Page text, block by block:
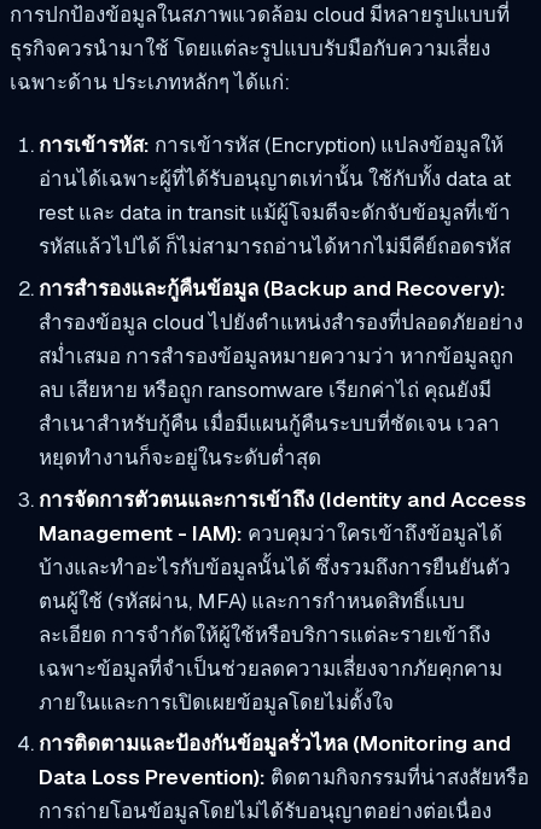
การปกป้องข้อมูลในสภาพแวดล้อม cloud มีหลายรูปแบบที่
ธุรกิจควรนำมาใช้ โดยแต่ละรูปแบบรับมือกับความเสี่ยง
เฉพาะด้าน ประเภทหลักๆ ได้แก่:
การเข้ารหัส: การเข้ารหัส (Encryption) แปลงข้อมูลให้
อ่านได้เฉพาะผู้ที่ได้รับอนุญาตเท่านั้น ใช้กับทั้ง data at
rest และ data in transit แม้ผู้โจมตีจะดักจับข้อมูลที่เข้า
รหัสแล้วไปได้ ก็ไม่สามารถอ่านได้หากไม่มีคีย์ถอดรหัส
การสำรองและกู้คืนข้อมูล (Backup and Recovery):
สำรองข้อมูล cloud ไปยังตำแหน่งสำรองที่ปลอดภัยอย่าง
สม่ำเสมอ การสำรองข้อมูลหมายความว่า หากข้อมูลถูก
ลบ เสียหาย หรือถูก ransomware เรียกค่าไถ่ คุณยังมี
สำเนาสำหรับกู้คืน เมื่อมีแผนกู้คืนระบบที่ชัดเจน เวลา
หยุดทำงานก็จะอยู่ในระดับต่ำสุด
การจัดการตัวตนและการเข้าถึง (Identity and Access
Management - IAM): ควบคุมว่าใครเข้าถึงข้อมูลได้
บ้างและทำอะไรกับข้อมูลนั้นได้ ซึ่งรวมถึงการยืนยันตัว
ตนผู้ใช้ (รหัสผ่าน, MFA) และการกำหนดสิทธิ์แบบ
ละเอียด การจำกัดให้ผู้ใช้หรือบริการแต่ละรายเข้าถึง
เฉพาะข้อมูลที่จำเป็นช่วยลดความเสี่ยงจากภัยคุกคาม
ภายในและการเปิดเผยข้อมูลโดยไม่ตั้งใจ
การติดตามและป้องกันข้อมูลรั่วไหล (Monitoring and
Data Loss Prevention): ติดตามกิจกรรมที่น่าสงสัยหรือ
การถ่ายโอนข้อมูลโดยไม่ได้รับอนุญาตอย่างต่อเนื่อง